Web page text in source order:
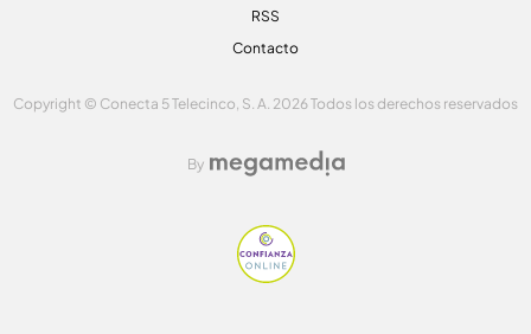
RSS
Contacto
Copyright © Conecta 5 Telecinco, S. A. 2026 Todos los derechos reservados
By